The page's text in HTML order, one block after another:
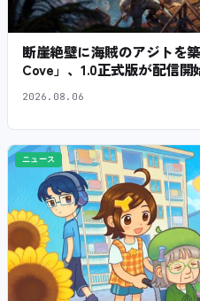
断崖絶壁に海賊のアジトを
Cove」、1.0正式版が配信開
2026.08.06
ニュース